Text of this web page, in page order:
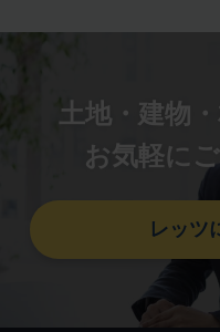
土地・建物
お気軽に
レッツ